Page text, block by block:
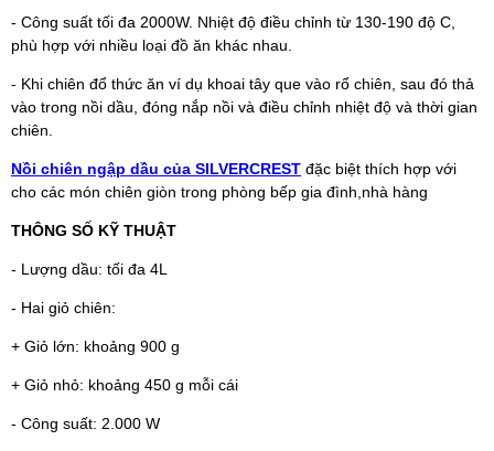
- Công suất tối đa 2000W. Nhiệt độ điều chỉnh từ 130-190 độ C,
phù hợp với nhiều loại đồ ăn khác nhau.
- Khi chiên đổ thức ăn ví dụ khoai tây que vào rổ chiên, sau đó thả
vào trong nồi dầu, đóng nắp nồi và điều chỉnh nhiệt độ và thời gian
chiên.
Nồi chiên ngập dầu của SILVERCREST đặc biệt thích hợp với
cho các món chiên giòn trong phòng bếp gia đình,nhà hàng
THÔNG SỐ KỸ THUẬT
- Lượng dầu: tối đa 4L
- Hai giỏ chiên:
+ Giỏ lớn: khoảng 900 g
+ Giỏ nhỏ: khoảng 450 g mỗi cái
- Công suất: 2.000 W